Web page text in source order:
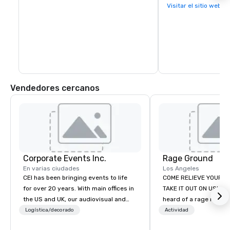
generación. Disfruta
Visitar el sitio web
Vendedores cercanos
Corporate Events Inc.
En varias ciudades
CEI has been bringing events to life
for over 20 years. With main offices in
the US and UK, our audiovisual and
production company is equipped to
Logística/decorado
Rage Ground
Los Angeles
COME RELIEVE YOUR
TAKE IT OUT ON US!
heard of a rage room?
everyday folks can
Actividad